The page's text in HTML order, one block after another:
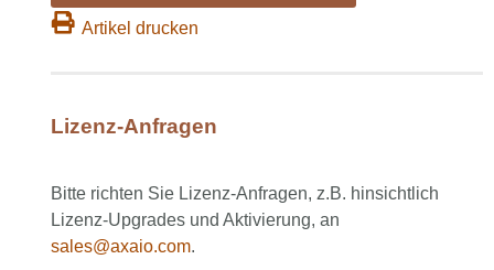
Artikel drucken
Lizenz-Anfragen
Bitte richten Sie Lizenz-Anfragen, z.B. hinsichtlich
Lizenz-Upgrades und Aktivierung, an
sales@axaio.com.